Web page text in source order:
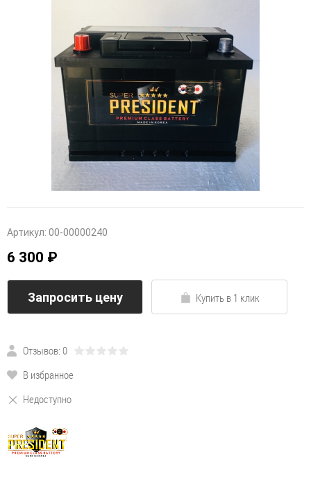
Артикул: 00-00000240
6 300 ₽
Запросить цену Купить в 1 клик
Отзывов: 0
В избранное
Недоступно